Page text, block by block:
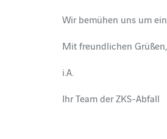
Wir bemühen uns um
Mit freundlichen Grüßen,
i.A.
Ihr Team der ZKS-Abfall